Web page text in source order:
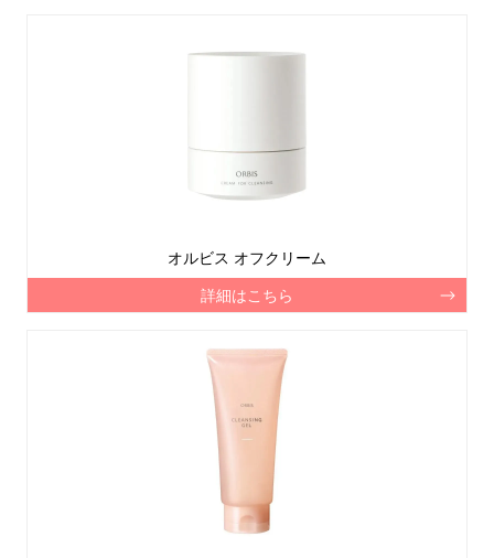
オルビス オフクリーム
詳細はこちら